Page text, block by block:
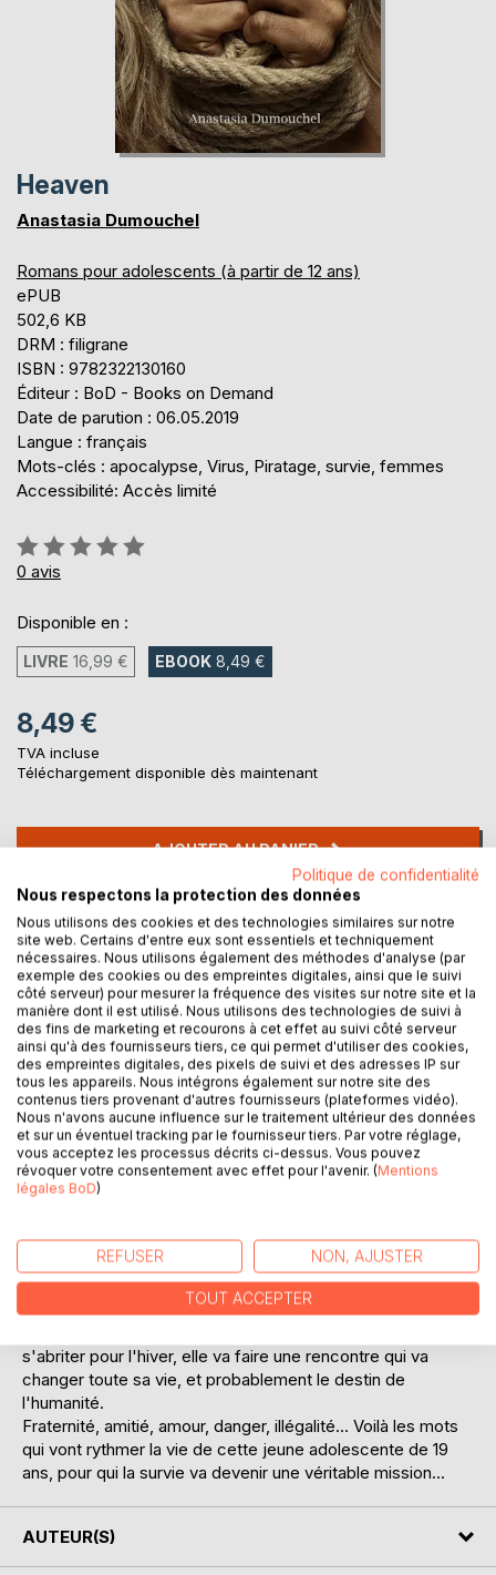
Heaven
Anastasia Dumouchel
Romans pour adolescents (à partir de 12 ans)
ePUB
502,6 KB
DRM : filigrane
ISBN : 9782322130160
Éditeur : BoD - Books on Demand
Date de parution : 06.05.2019
Langue : français
Mots-clés : apocalypse, Virus, Piratage, survie, femmes
Accessibilité: Accès limité
Évaluation:
0%
0 avis
Disponible en :
LIVRE 16,99 € EBOOK 8,49 €
8,49 €
TVA incluse
Téléchargement disponible dès maintenant
AJOUTER AU PANIER
Ajouter à ma liste d'envies
Laisser un avis
DESCRIPTION
2047, le monde subit un choc. Un virus d'origine inconnue
se propage aux quatre coins de la planète. Il ne touche que
contaminées, elles deviennent folles. Les hôpitaux
saturent, les États doivent réagir. Le programme Heaven
est alors créé, visant à trouver un remède.
Deux ans plus tard, en France, non loin de la capitale, une
s'abriter pour l'hiver, elle va faire une rencontre qui va
changer toute sa vie, et probablement le destin de
l'humanité.
Fraternité, amitié, amour, danger, illégalité... Voilà les mots
qui vont rythmer la vie de cette jeune adolescente de 19
ans, pour qui la survie va devenir une véritable mission...
AUTEUR(S)
Politique de confidentialité
Nous respectons la protection des données
Nous utilisons des cookies et des technologies similaires sur notre
site web. Certains d'entre eux sont essentiels et techniquement
nécessaires. Nous utilisons également des méthodes d'analyse (par
exemple des cookies ou des empreintes digitales, ainsi que le suivi
côté serveur) pour mesurer la fréquence des visites sur notre site et la
manière dont il est utilisé. Nous utilisons des technologies de suivi à
des fins de marketing et recourons à cet effet au suivi côté serveur
ainsi qu'à des fournisseurs tiers, ce qui permet d'utiliser des cookies,
des empreintes digitales, des pixels de suivi et des adresses IP sur
tous les appareils. Nous intégrons également sur notre site des
contenus tiers provenant d'autres fournisseurs (plateformes vidéo).
Nous n'avons aucune influence sur le traitement ultérieur des données
et sur un éventuel tracking par le fournisseur tiers. Par votre réglage,
vous acceptez les processus décrits ci-dessus. Vous pouvez
révoquer votre consentement avec effet pour l'avenir. (Mentions
légales BoD)
REFUSER NON, AJUSTER
TOUT ACCEPTER